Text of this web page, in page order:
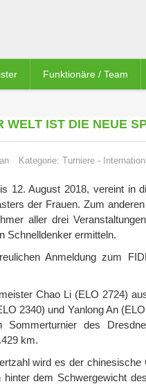
Funktionäre / Team
WELT IST DIE NEUE
Kategorie: Turniere -
12. August 2018, vereint in
der Frauen. Zum
aller drei
Schnelldenker ermitteln.
Anmeldung zum
Chao Li (ELO 2724)
2340) und Yanlong An
Sommerturnier des
km.
wird es der
dem Schwergewicht